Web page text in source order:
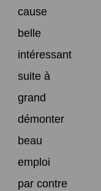
cause
belle
intéressant
suite à
grand
démonter
beau
emploi
par contre